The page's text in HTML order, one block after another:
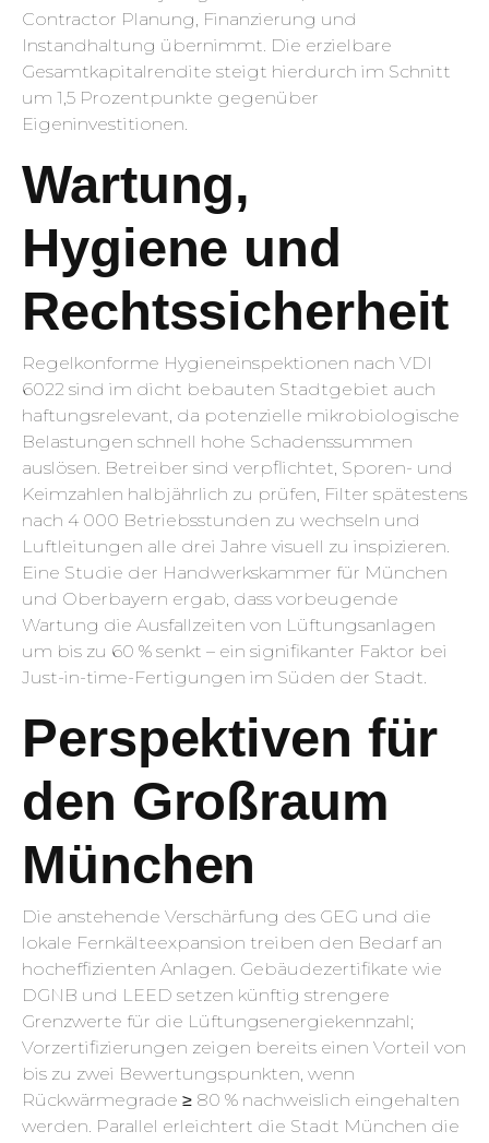
Contractor Planung, Finanzierung und
Instandhaltung übernimmt. Die erzielbare
Gesamtkapitalrendite steigt hierdurch im Schnitt
um 1,5 Prozentpunkte gegenüber
Eigeninvestitionen.
Wartung,
Hygiene und
Rechtssicherheit
Regelkonforme Hygieneinspektionen nach VDI
6022 sind im dicht bebauten Stadtgebiet auch
haftungsrelevant, da potenzielle mikrobiologische
Belastungen schnell hohe Schadenssummen
auslösen. Betreiber sind verpflichtet, Sporen- und
Keimzahlen halbjährlich zu prüfen, Filter spätestens
nach 4 000 Betriebsstunden zu wechseln und
Luftleitungen alle drei Jahre visuell zu inspizieren.
Eine Studie der Handwerkskammer für München
und Oberbayern ergab, dass vorbeugende
Wartung die Ausfallzeiten von Lüftungsanlagen
um bis zu 60 % senkt – ein signifikanter Faktor bei
Just-in-time-Fertigungen im Süden der Stadt.
Perspektiven für
den Großraum
München
Die anstehende Verschärfung des GEG und die
lokale Fernkälteexpansion treiben den Bedarf an
hocheffizienten Anlagen. Gebäudezertifikate wie
DGNB und LEED setzen künftig strengere
Grenzwerte für die Lüftungsenergiekennzahl;
Vorzertifizierungen zeigen bereits einen Vorteil von
bis zu zwei Bewertungspunkten, wenn
Rückwärmegrade ≥ 80 % nachweislich eingehalten
werden. Parallel erleichtert die Stadt München die